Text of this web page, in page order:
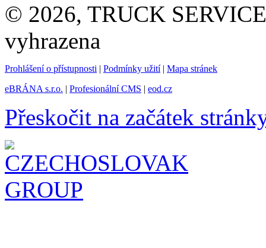
© 2026, TRUCK
vyhrazena
Prohlášení o přístupnosti | Podmínky užití| Mapa stránek
eBRÁNA s.r.o. | Profesionální CMS | eod.cz
Přeskočit na začátek